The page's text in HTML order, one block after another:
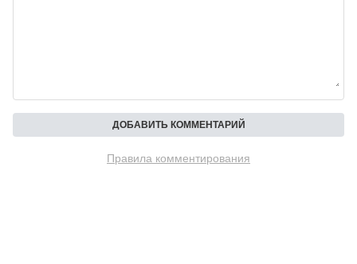
Правила комментирования